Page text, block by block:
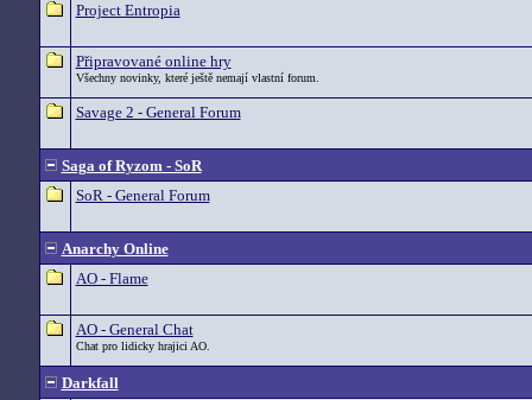
Project Entropia
Připravované online hry
Všechny novinky, které ještě nemají vlastní forum.
Savage 2 - General Forum
Saga of Ryzom - SoR
SoR - General Forum
Anarchy Online
AO - Flame
AO - General Chat
Chat pro lidicky hrajici AO.
Darkfall